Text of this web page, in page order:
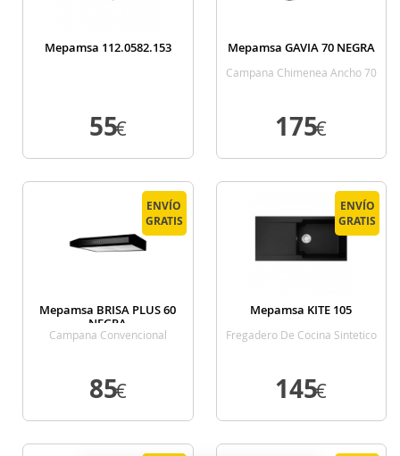
Mepamsa 112.0582.153
55
€
Mepamsa GAVIA 70 NEGRA
Campana Chimenea Ancho 70
175
€
ENVÍO
GRATIS
Mepamsa BRISA PLUS 60
NEGRA
Campana Convencional
85
€
ENVÍO
GRATIS
Mepamsa KITE 105
Fregadero De Cocina Sintetico
145
€